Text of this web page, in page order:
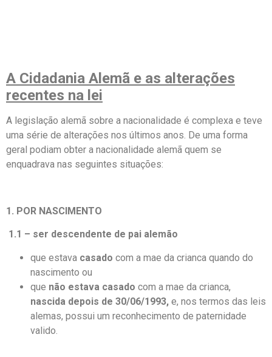
A Cidadania Alemã e as alterações
recentes na lei
A legislação alemã sobre a nacionalidade é complexa e teve
uma série de alterações nos últimos anos. De uma forma
geral podiam obter a nacionalidade alemã quem se
enquadrava nas seguintes situações:
1. POR NASCIMENTO
1.1 – ser descendente de pai alemão
que estava casado com a mae da crianca quando do
nascimento ou
que não estava casado com a mae da crianca,
nascida depois de 30/06/1993, e, nos termos das leis
alemas, possui um reconhecimento de paternidade
valido.